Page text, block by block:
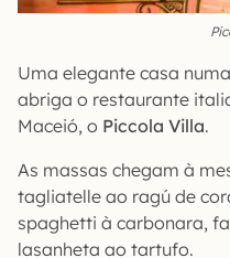
Uma elegante casa
abriga o restaurante
Maceió, o Piccola Villa.
As massas chegam à
tagliatelle ao ragú de
spaghetti à carbonara,
lasanheta ao tartufo.